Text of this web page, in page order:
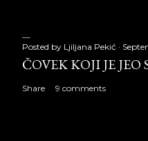
Posted by Ljiljana Pekić
ČOVEK KOJI JE
Share 9 comments